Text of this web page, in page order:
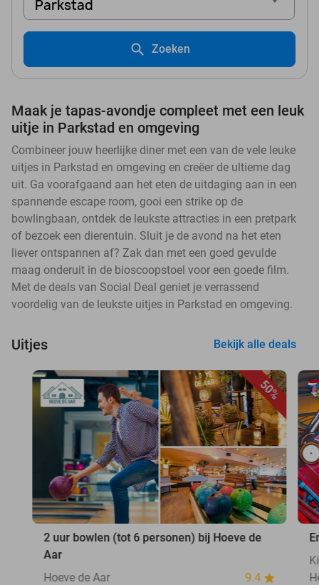
Parkstad
Zoeken
Maak je tapas-avondje compleet met een leuk
uitje in Parkstad en omgeving
Combineer jouw heerlijke diner met een van de vele leuke
uitjes in Parkstad en omgeving en creëer de ultieme dag
uit. Ga voorafgaand aan het eten de uitdaging aan in een
spannende escape room, gooi een strike op de
bowlingbaan, ontdek de leukste attracties in een pretpark
of bezoek een dierentuin. Sluit je de avond na het eten
liever ontspannen af? Zak dan met een goed gevulde
maag onderuit in de bioscoopstoel voor een goede film.
Met de deals van Social Deal geniet je verrassend
voordelig van de leukste uitjes in Parkstad en omgeving.
Uitjes Bekijk alle deals
50%
2 uur bowlen (tot 6 personen) bij Hoeve de
Aar
Hoeve de Aar
9.4